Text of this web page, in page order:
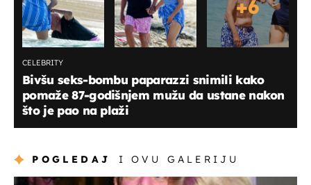
+6
CELEBRITY
Bivšu seks-bombu paparazzi snimili kako
pomaže 87-godišnjem mužu da ustane nakon
što je pao na plaži
POGLEDAJ I OVU GALERIJU